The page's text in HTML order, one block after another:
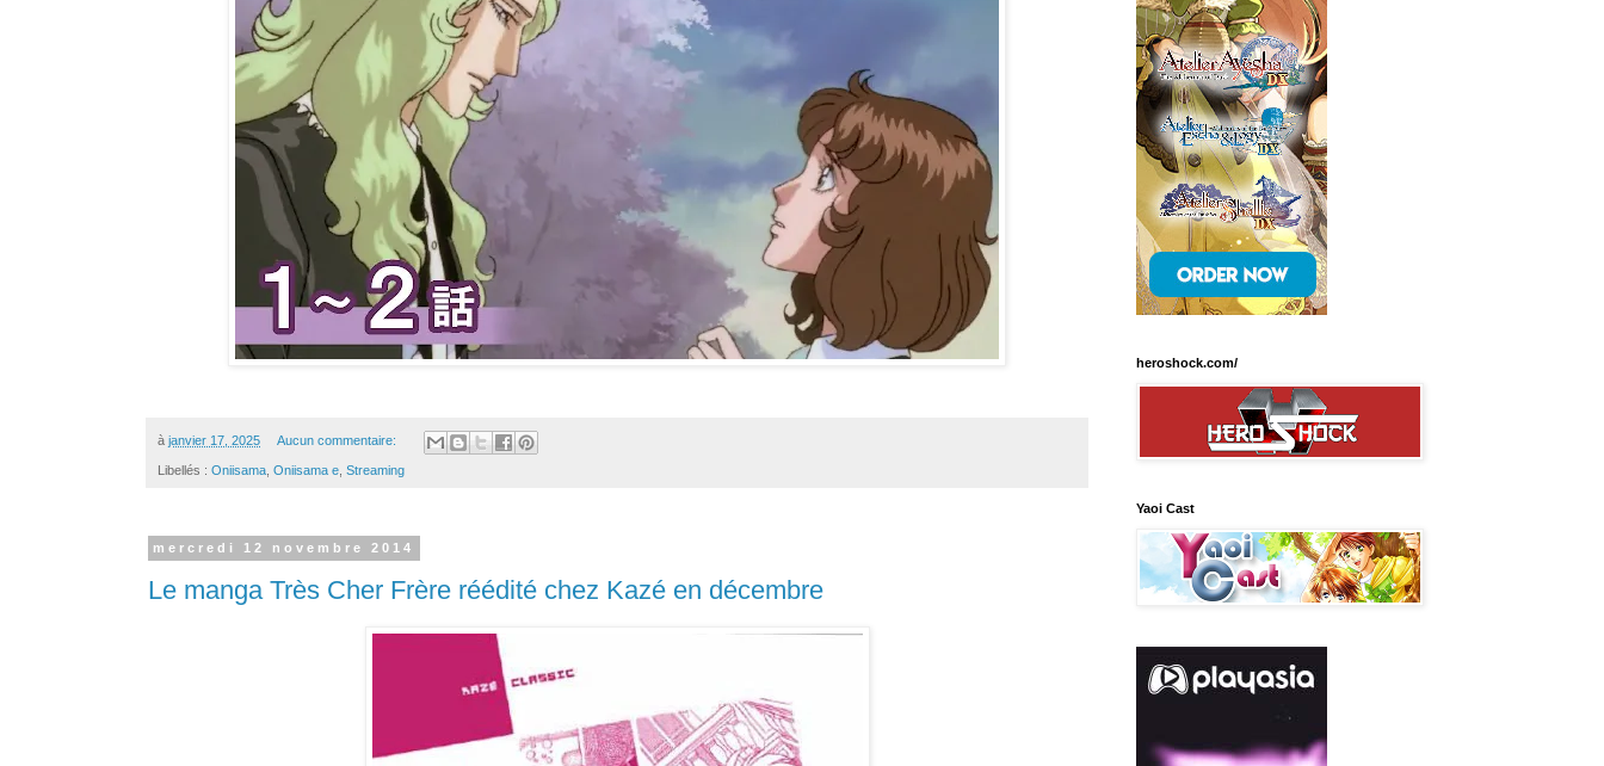
à janvier 17, 2025 Aucun commentaire:
Libellés : Oniisama Oniisama e Streaming
mercredi 12 novembre 2014
Le manga Très Cher Frère réédité chez Kazé en décembre
heroshock.com/
Yaoi Cast